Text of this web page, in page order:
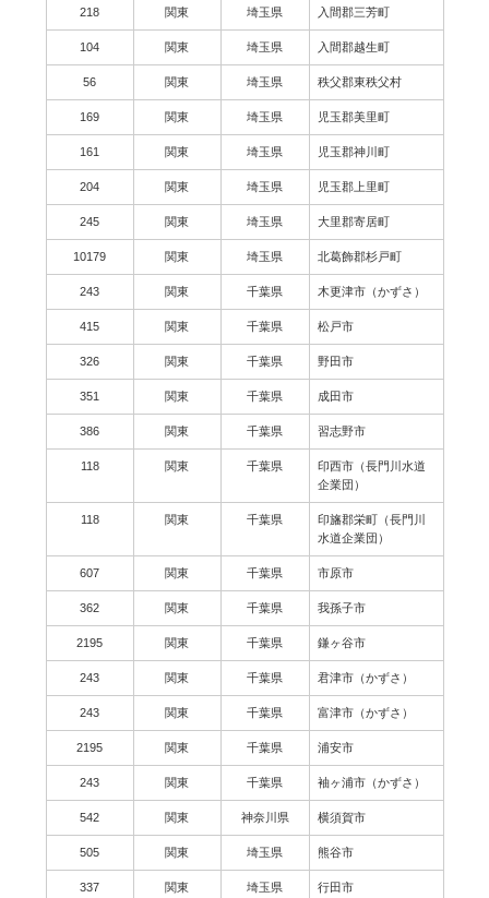
218 関東 埼玉県 入間郡三芳町
104 関東 埼玉県 入間郡越生町
56 関東 埼玉県 秩父郡東秩父村
169 関東 埼玉県 児玉郡美里町
161 関東 埼玉県 児玉郡神川町
204 関東 埼玉県 児玉郡上里町
245 関東 埼玉県 大里郡寄居町
10179 関東 埼玉県 北葛飾郡杉戸町
243 関東 千葉県 木更津市（かずさ）
415 関東 千葉県 松戸市
326 関東 千葉県 野田市
351 関東 千葉県 成田市
386 関東 千葉県 習志野市
118 関東 千葉県
印西市（長門川水道
企業団）
118 関東 千葉県
印旛郡栄町（長門川
水道企業団）
607 関東 千葉県 市原市
362 関東 千葉県 我孫子市
2195 関東 千葉県 鎌ヶ谷市
243 関東 千葉県 君津市（かずさ）
243 関東 千葉県 富津市（かずさ）
2195 関東 千葉県 浦安市
243 関東 千葉県 袖ヶ浦市（かずさ）
542 関東 神奈川県 横須賀市
505 関東 埼玉県 熊谷市
337 関東 埼玉県 行田市